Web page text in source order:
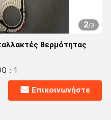
2/3
θερμότητας
：1
Επικοινωνήστε